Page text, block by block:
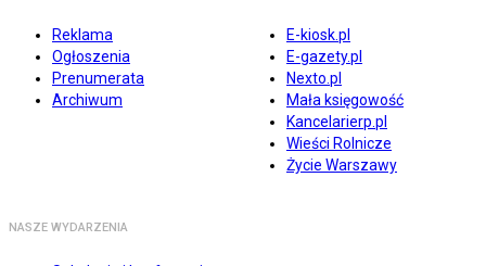
Reklama
Ogłoszenia
Prenumerata
Archiwum
E-kiosk.pl
E-gazety.pl
Nexto.pl
Mała księgowość
Kancelarierp.pl
Wieści Rolnicze
Życie Warszawy
NASZE WYDARZENIA